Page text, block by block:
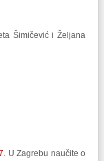
Šimičević i Željana
. U Zagrebu naučite o